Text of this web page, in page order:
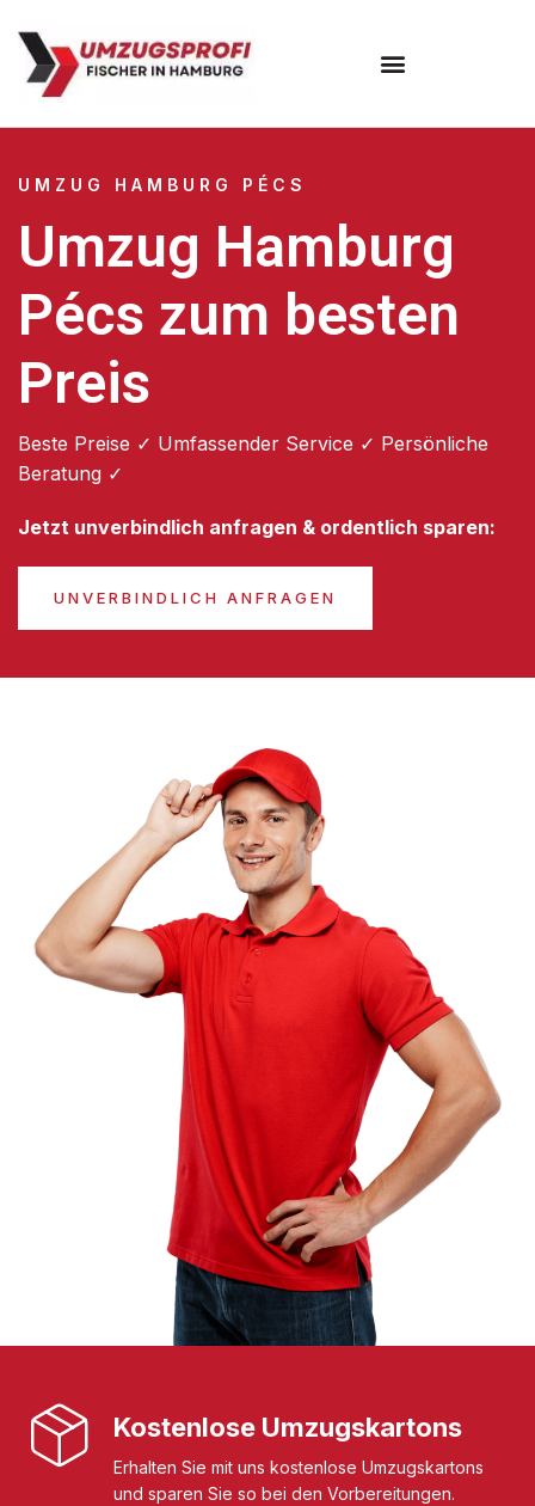
UMZUG HAMBURG PÉCS
Umzug Hamburg
Pécs zum besten
Preis
Beste Preise ✓ Umfassender Service ✓ Persönliche
Beratung ✓
Jetzt unverbindlich anfragen & ordentlich sparen:
UNVERBINDLICH ANFRAGEN
Kostenlose Umzugskartons
Erhalten Sie mit uns kostenlose Umzugskartons
und sparen Sie so bei den Vorbereitungen.